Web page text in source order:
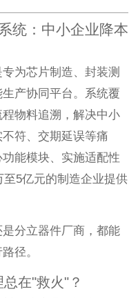
统：中小企业降本
为芯片制造、封装测
产协同平台。系统覆
物料追溯，解决中小
符、交期延误等痛
能模块、实施适配性
5亿元的制造企业提供
分立器件厂商，都能
径。
在"救火"？